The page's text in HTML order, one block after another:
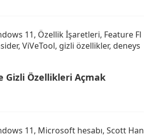
Gizli Özellikleri Açmak